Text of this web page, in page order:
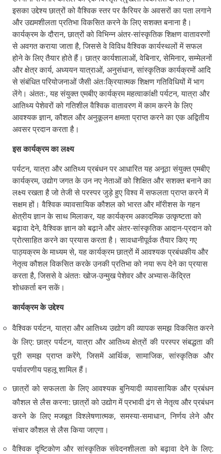
इसका उद्देश्य छात्रों को वैश्विक स्तर पर कैरियर के अवसरों का पता लगाने
और उद्यमशीलता प्रतिभा विकसित करने के लिए सशक्त बनाना है।
कार्यक्रम के दौरान, छात्रों को विभिन्न अंतर-सांस्कृतिक शिक्षण वातावरणों
से अवगत कराया जाता है, जिससे वे विविध वैश्विक कार्यस्थलों में सफल
होने के लिए तैयार होते हैं। छात्र कार्यशालाओं, वेबिनार, सेमिनार, सम्मेलनों
और क्षेत्र कार्य, अध्ययन यात्राओं, अनुसंधान, सांस्कृतिक कार्यक्रमों आदि
से संबंधित परियोजनाओं जैसी अंतःक्रियात्मक शिक्षण गतिविधियों में भाग
लेंगे। अंततः, यह संयुक्त एमबीए कार्यक्रम महत्वाकांक्षी पर्यटन, यात्रा और
आतिथ्य पेशेवरों को गतिशील वैश्विक वातावरण में काम करने के लिए
आवश्यक ज्ञान, कौशल और अनुकूलन क्षमता प्राप्त करने का एक अद्वितीय
अवसर प्रदान करता है।
इस कार्यक्रम का लक्ष्य
पर्यटन, यात्रा और आतिथ्य प्रबंधन पर आधारित यह अनूठा संयुक्त एमबीए
कार्यक्रम, उद्योग जगत के उन नए नेताओं को शिक्षित और सशक्त बनाने का
लक्ष्य रखता है जो तेजी से परस्पर जुड़े हुए विश्व में सफलता प्राप्त करने में
सक्षम हों। वैश्विक व्यावसायिक कौशल को भारत और मॉरीशस के गहन
क्षेत्रीय ज्ञान के साथ मिलाकर, यह कार्यक्रम अकादमिक उत्कृष्टता को
बढ़ावा देने, वैश्विक ज्ञान को बढ़ाने और अंतर-सांस्कृतिक आदान-प्रदान को
प्रोत्साहित करने का प्रयास करता है। सावधानीपूर्वक तैयार किए गए
पाठ्यक्रम के माध्यम से, यह कार्यक्रम छात्रों में आवश्यक प्रबंधकीय और
नेतृत्व कौशल विकसित करके उनकी प्रतिभा को नया रूप देने का प्रयास
करता है, जिससे वे अंततः खोज-उन्मुख पेशेवर और अभ्यास-केंद्रित
शोधकर्ता बन सकें।
कार्यक्रम के उद्देश्य
वैश्विक पर्यटन, यात्रा और आतिथ्य उद्योग की व्यापक समझ विकसित करने
के लिए: छात्र पर्यटन, यात्रा और आतिथ्य क्षेत्रों की परस्पर संबद्धता की
पूरी समझ प्राप्त करेंगे, जिसमें आर्थिक, सामाजिक, सांस्कृतिक और
पर्यावरणीय पहलू शामिल हैं।
छात्रों को सफलता के लिए आवश्यक बुनियादी व्यावसायिक और प्रबंधन
कौशल से लैस करना: छात्रों को उद्योग में प्रभावी ढंग से नेतृत्व और प्रबंधन
करने के लिए मजबूत विश्लेषणात्मक, समस्या-समाधान, निर्णय लेने और
संचार कौशल से लैस किया जाएगा।
वैश्विक दृष्टिकोण और सांस्कृतिक संवेदनशीलता को बढ़ावा देने के लिए: